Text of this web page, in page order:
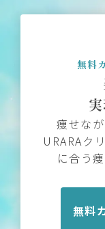
無料
痩せな
URARAク
に合う
無料